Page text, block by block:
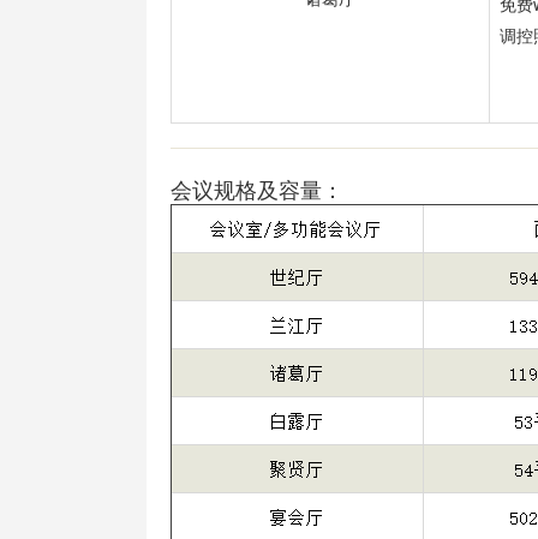
调控
会议规格及容量：